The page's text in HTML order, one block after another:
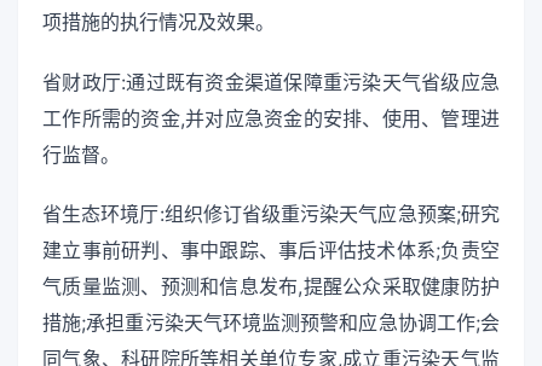
项措施的执行情况及效果。
省财政厅:通过既有资金渠道保障重污染天气省级应急
工作所需的资金,并对应急资金的安排、使用、管理进
行监督。
省生态环境厅:组织修订省级重污染天气应急预案;研究
建立事前研判、事中跟踪、事后评估技术体系;负责空
气质量监测、预测和信息发布,提醒公众采取健康防护
措施;承担重污染天气环境监测预警和应急协调工作;会
同气象、科研院所等相关单位专家,成立重污染天气监